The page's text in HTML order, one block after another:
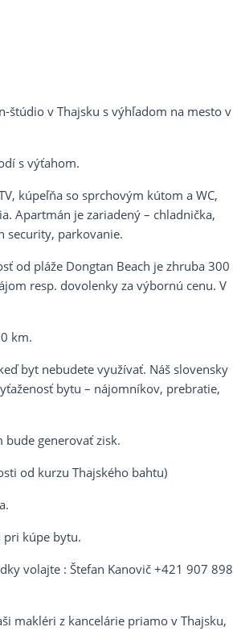
štúdio v Thajsku s výhľadom na mesto v
s výťahom.
kúpeľňa so sprchovým kútom a WC,
Apartmán je zariadený – chladnička,
security, parkovanie.
od pláže Dongtan Beach je zhruba 300
resp. dovolenky za výbornú cenu. V
km.
byt nebudete využívať. Náš slovensky
bytu – nájomníkov, prebratie,
bude generovať zisk.
od kurzu Thajského bahtu)
pri kúpe bytu.
volajte : Štefan Kanovič +421 907 898
makléri z kancelárie priamo v Thajsku,